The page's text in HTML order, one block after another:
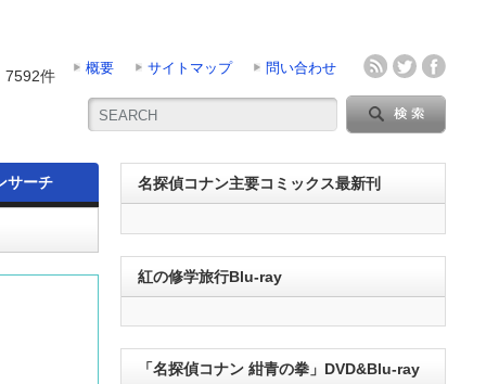
概要 サイトマップ 問い合わせ
7592件
サーチ 名探偵コナン主要コミックス最新刊
紅の修学旅行Blu-ray
「名探偵コナン 紺青の拳」DVD&Blu-ray